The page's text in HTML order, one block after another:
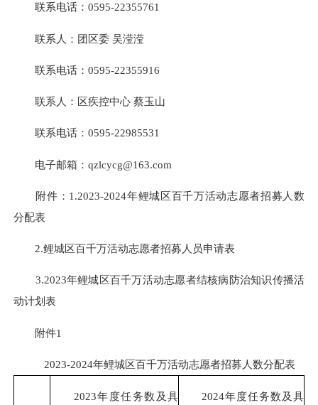
联系电话：0595-22355761
联系人：团区委 吴滢滢
联系电话：0595-22355916
联系人：区疾控中心 蔡玉山
联系电话：0595-22985531
电子邮箱：qzlcycg@163.com
附件：1.2023-2024年鲤城区百千万活动志愿者招募人数
分配表
2.鲤城区百千万活动志愿者招募人员申请表
3.2023年鲤城区百千万活动志愿者结核病防治知识传播活
动计划表
附件1
2023-2024年鲤城区百千万活动志愿者招募人数分配表
2023年度任务数及具 2024年度任务数及具